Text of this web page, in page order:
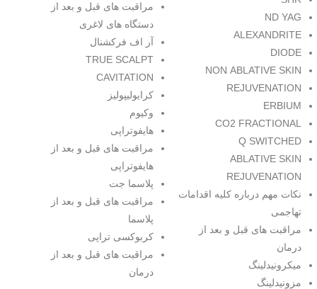
ND YAG
ALEXANDRITE
DIODE
NON ABLATIVE SKIN
REJUVENATION
ERBIUM
CO2 FRACTIONAL
Q SWITCHED
ABLATIVE SKIN
REJUVENATION
نکات مهم درباره کلیه اقدامات
تهاجمی
مراقبت های قبل و بعد از
درمان
میکرونیدلینگ
مزونیدلینگ
مراقبت های قبل و بعد از
دستگاه های لاغری
آر اف فرکشنال
TRUE SCALPT
CAVITATION
کرایولیپولیز
وکیوم
هایفوتراپی
مراقبت های قبل و بعد از
هایفوتراپی
پلاسما جت
مراقبت های قبل و بعد از
پلاسما
کربوکسی تراپی
مراقبت های قبل و بعد از
درمان